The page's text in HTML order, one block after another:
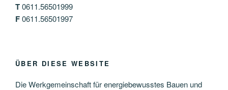
T0611.56501999
F0611.56501997
ÜBER DIESE WEBSITE
Die Werkgemeinschaft für energiebewusstes Bauen und